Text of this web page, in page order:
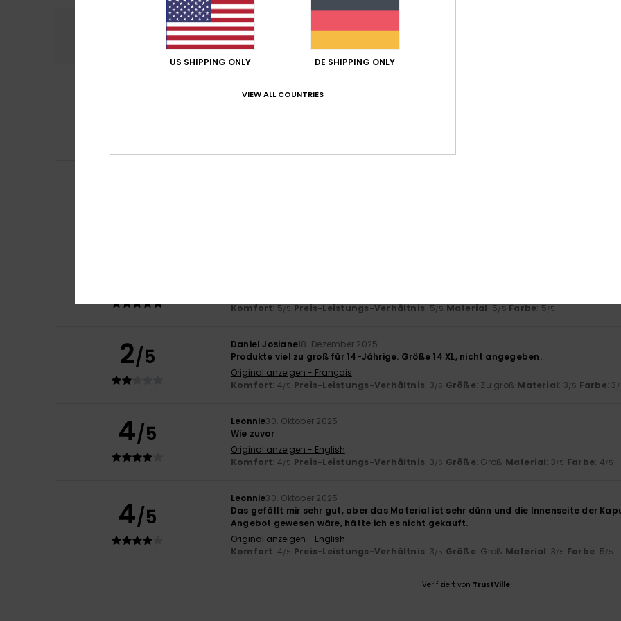
Komfort
3.8
Komfort: 5/5 Preis-Leistungs-Verhältnis: 5/5 Material: 5/5 Farbe: 5/5
2/5 Daniel Josiane18. Dezember 2025
Produkte viel zu groß für 14-Jährige. Größe 14 XL, nicht angegeben.
Original anzeigen - Français
Komfort: 4/5 Preis-Leistungs-Verhältnis: 3/5 Größe: Zu groß Material: 3/5 Farbe: 3
4/5 Leonnie30. Oktober 2025
Wie zuvor
Original anzeigen - English
Komfort: 4/5 Preis-Leistungs-Verhältnis: 3/5 Größe: Groß Material: 3/5 Farbe: 4/5
4/5
Leonnie30. Oktober 2025
Das gefällt mir sehr gut, aber das Material ist sehr dünn und die Innenseite der
Angebot gewesen wäre, hätte ich es nicht gekauft.
Original anzeigen - English
Komfort: 4/5 Preis-Leistungs-Verhältnis: 3/5 Größe: Groß Material: 3/5 Farbe: 5/5
Verifiziert von TrustVille
US SHIPPING ONLY DE SHIPPING ONLY
VIEW ALL COUNTRIES